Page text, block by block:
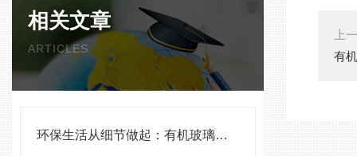
相关文章
ARTICLES
环保生活从细节做起：有机玻璃密封箱的使用指南
上
有